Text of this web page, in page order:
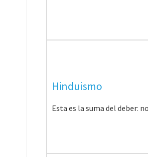
Hinduismo
Esta es la suma del deber: